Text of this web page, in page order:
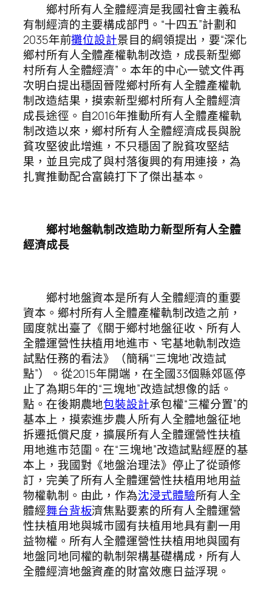
鄉村所有人全體經濟是我國社會主義私
有制經濟的主要構成部門。“十四五”計劃和
2035年前攤位設計景目的綱領提出，要“深化
鄉村所有人全體產權軌制改造，成長新型鄉
村所有人全體經濟”。本年的中心一號文件再
次明白提出穩固晉陞鄉村所有人全體產權軌
制改造結果，摸索新型鄉村所有人全體經濟
成長途徑。自2016年推動所有人全體產權軌
制改造以來，鄉村所有人全體經濟成長與脫
貧攻堅彼此增進，不只穩固了脫貧攻堅結
果，並且完成了與村落復興的有用連接，為
扎實推動配合富饒打下了傑出基本。
鄉村地盤軌制改造助力新型所有人全體
經濟成長
鄉村地盤資本是所有人全體經濟的重要
資本。鄉村所有人全體產權軌制改造之前，
國度就出臺了《關于鄉村地盤征收、所有人
全體運營性扶植用地進市、宅基地軌制改造
試點任務的看法》（簡稱“‘三塊地’改造試
點”）。從2015年開端，在全國33個縣郊區停
止了為期5年的“三塊地”改造試想像的話。
點。在後期農地包裝設計承包權“三權分置”的
基本上，摸索進步農人所有人全體地盤征地
拆遷抵償尺度，擴展所有人全體運營性扶植
用地進市范圍。在“三塊地”改造試點經歷的基
本上，我國對《地盤治理法》停止了從頭修
訂，完美了所有人全體運營性扶植用地用益
物權軌制。由此，作為沈浸式體驗所有人全
體經舞台背板濟焦點要素的所有人全體運營
性扶植用地與城市國有扶植用地具有劃一用
益物權。所有人全體運營性扶植用地與國有
地盤同地同權的軌制架構基礎構成，所有人
全體經濟地盤資產的財富效應日益浮現。